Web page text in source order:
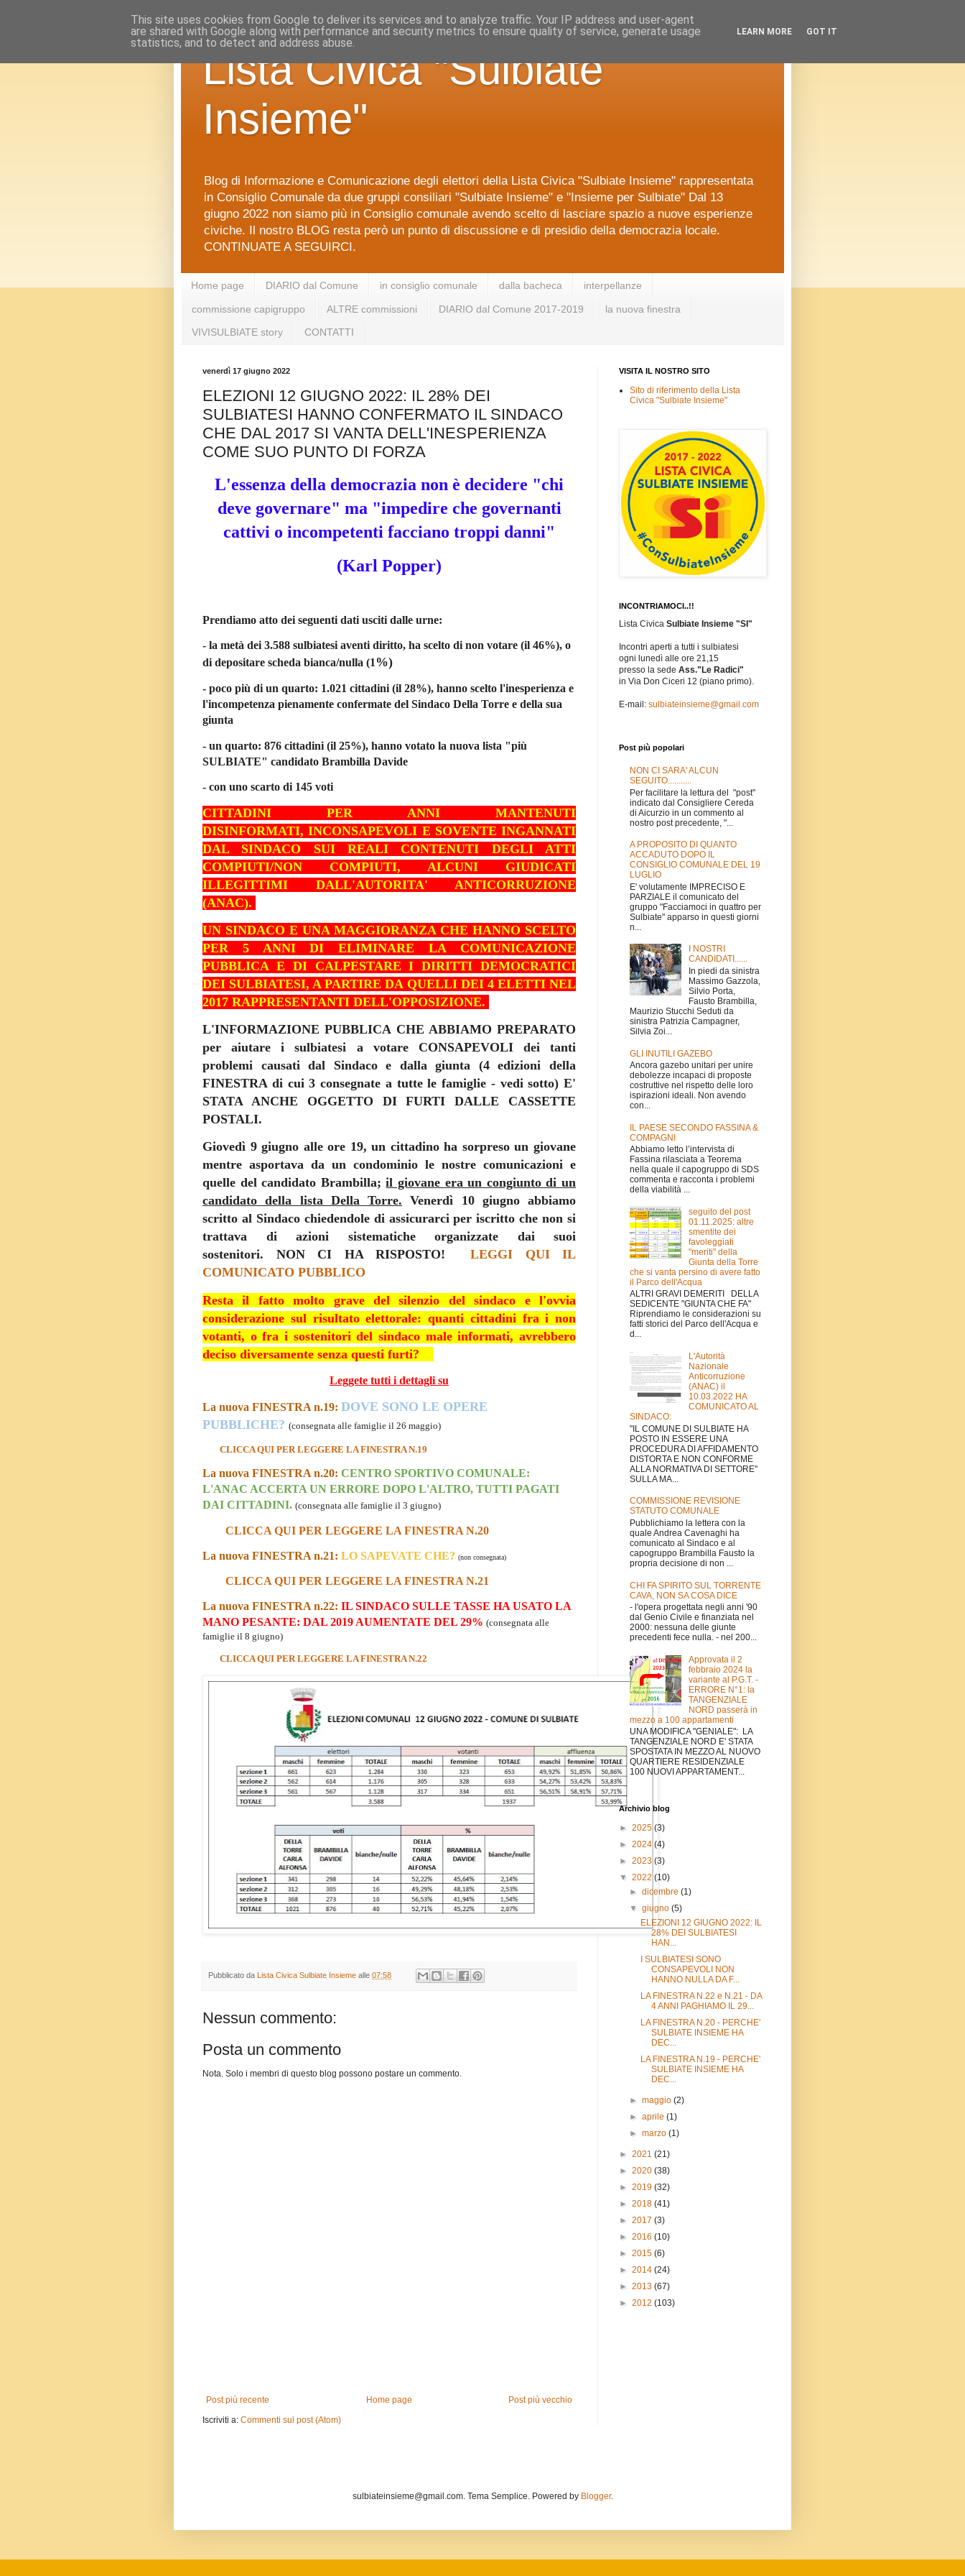
Lista Civica "Sulbiate
Insieme"
Blog di Informazione e Comunicazione degli elettori della Lista Civica "Sulbiate Insieme" rappresentata
in Consiglio Comunale da due gruppi consiliari "Sulbiate Insieme" e "Insieme per Sulbiate" Dal 13
giugno 2022 non siamo più in Consiglio comunale avendo scelto di lasciare spazio a nuove esperienze
civiche. Il nostro BLOG resta però un punto di discussione e di presidio della democrazia locale.
CONTINUATE A SEGUIRCI.
Home page DIARIO dal Comune in consiglio comunale dalla bacheca interpellanze
commissione capigruppo ALTRE commissioni DIARIO dal Comune 2017-2019 la nuova finestra
VIVISULBIATE story CONTATTI
venerdì 17 giugno 2022
ELEZIONI 12 GIUGNO 2022: IL 28% DEI
SULBIATESI HANNO CONFERMATO IL SINDACO
CHE DAL 2017 SI VANTA DELL'INESPERIENZA
COME SUO PUNTO DI FORZA
L'essenza della democrazia non è decidere "chi
deve governare" ma "impedire che governanti
cattivi o incompetenti facciano troppi danni"
(Karl Popper)
Prendiamo atto dei seguenti dati usciti dalle urne:
- la metà dei 3.588 sulbiatesi aventi diritto, ha scelto di non votare (il 46%), o
di depositare scheda bianca/nulla (1%)
- poco più di un quarto: 1.021 cittadini (il 28%), hanno scelto l'inesperienza e
l'incompetenza pienamente confermate del Sindaco Della Torre e della sua
giunta
- un quarto: 876 cittadini (il 25%), hanno votato la nuova lista "più
SULBIATE" candidato Brambilla Davide
- con uno scarto di 145 voti
CITTADINI PER ANNI MANTENUTI
DISINFORMATI,INCONSAPEVOLI E SOVENTE INGANNATI
DAL SINDACO SUI REALI CONTENUTI DEGLI ATTI
COMPIUTI/NON COMPIUTI, ALCUNI GIUDICATI
ILLEGITTIMI DALL'AUTORITA' ANTICORRUZIONE
(ANAC).
UN SINDACO E UNA MAGGIORANZA CHE HANNO SCELTO
PER 5 ANNI DI ELIMINARE LA COMUNICAZIONE
PUBBLICA E DI CALPESTARE I DIRITTI DEMOCRATICI
DEI SULBIATESI, A PARTIRE DA QUELLI DEI 4 ELETTI NEL
2017 RAPPRESENTANTI DELL'OPPOSIZIONE.
L'INFORMAZIONE PUBBLICA CHE ABBIAMO PREPARATO
per aiutare i sulbiatesi a votare CONSAPEVOLI dei tanti
problemi causati dal Sindaco e dalla giunta (4 edizioni della
FINESTRA di cui 3 consegnate a tutte le famiglie - vedi sotto) E'
STATA ANCHE OGGETTO DI FURTI DALLE CASSETTE
POSTALI.
Giovedì 9 giugno alle ore 19, un cittadino ha sorpreso un giovane
mentre asportava da un condominio le nostre comunicazioni e
quelle del candidato Brambilla;il giovane era un congiunto di un
candidato della lista Della Torre. Venerdì 10 giugno abbiamo
scritto al Sindaco chiedendole di assicurarci per iscritto che non si
trattava di azioni sistematiche organizzate dai suoi
sostenitori. NON CI HA RISPOSTO!
LEGGI QUI IL
COMUNICATO PUBBLICO
Resta il fatto molto grave del silenzio del sindaco e l'ovvia
considerazione sul risultato elettorale: quanti cittadini fra i non
votanti, o fra i sostenitori del sindaco male informati, avrebbero
deciso diversamente senza questi furti?
Leggete tutti i dettagli su
La nuova FINESTRA n.19: DOVE SONO LE OPERE
PUBBLICHE? (consegnata alle famiglie il 26 maggio)
CLICCA QUI PER LEGGERE LA FINESTRA N.19
La nuova FINESTRA n.20: CENTRO SPORTIVO COMUNALE:
L'ANAC ACCERTA UN ERRORE DOPO L'ALTRO, TUTTI PAGATI
DAI CITTADINI. (consegnata alle famiglie il 3 giugno)
CLICCA QUI PER LEGGERE LA FINESTRA N.20
La nuova FINESTRA n.21: LO SAPEVATE CHE? (non consegnata)
CLICCA QUI PER LEGGERE LA FINESTRA N.21
La nuova FINESTRA n.22: IL SINDACO SULLE TASSE HA USATO LA
MANO PESANTE: DAL 2019 AUMENTATE DEL 29% (consegnata alle
famiglie il 8 giugno)
CLICCA QUI PER LEGGERE LA FINESTRA N.22
Pubblicato da Lista Civica Sulbiate Insieme alle 07:58
Nessun commento:
Posta un commento
Nota. Solo i membri di questo blog possono postare un commento.
Post più recente Post più vecchio
Home page
Iscriviti a: Commenti sul post (Atom)
VISITA IL NOSTRO SITO
Sito di riferimento della Lista
Civica "Sulbiate Insieme"
INCONTRIAMOCI..!!
Lista Civica Sulbiate Insieme "SI"
Incontri aperti a tutti i sulbiatesi
ogni lunedì alle ore 21,15
presso la sede Ass."Le Radici"
in Via Don Ciceri 12 (piano primo).
E-mail: sulbiateinsieme@gmail.com
Post più popolari
NON CI SARA' ALCUN
SEGUITO...........
Per facilitare la lettura del "post"
indicato dal Consigliere Cereda
di Aicurzio in un commento al
nostro post precedente, "...
A PROPOSITO DI QUANTO
ACCADUTO DOPO IL
CONSIGLIO COMUNALE DEL 19
LUGLIO
E' volutamente IMPRECISO E
PARZIALE il comunicato del
gruppo "Facciamoci in quattro per
Sulbiate" apparso in questi giorni
n...
I NOSTRI
CANDIDATI......
In piedi da sinistra
Massimo Gazzola,
Silvio Porta,
Fausto Brambilla,
Maurizio Stucchi Seduti da
sinistra Patrizia Campagner,
Silvia Zoi...
GLI INUTILI GAZEBO
Ancora gazebo unitari per unire
debolezze incapaci di proposte
costruttive nel rispetto delle loro
ispirazioni ideali. Non avendo
con...
IL PAESE SECONDO FASSINA &
COMPAGNI
Abbiamo letto l’intervista di
Fassina rilasciata a Teorema
nella quale il capogruppo di SDS
commenta e racconta i problemi
della viabilità ...
seguito del post
01.11.2025: altre
smentite dei
favoleggiati
"meriti" della
Giunta della Torre
che si vanta persino di avere fatto
il Parco dell'Acqua
ALTRI GRAVI DEMERITI DELLA
SEDICENTE "GIUNTA CHE FA"
Riprendiamo le considerazioni su
fatti storici del Parco dell'Acqua e
d...
L'Autorità
Nazionale
Anticorruzione
(ANAC) il
10.03.2022 HA
COMUNICATO AL
SINDACO:
"IL COMUNE DI SULBIATE HA
POSTO IN ESSERE UNA
PROCEDURA DI AFFIDAMENTO
DISTORTA E NON CONFORME
ALLA NORMATIVA DI SETTORE"
SULLA MA...
COMMISSIONE REVISIONE
STATUTO COMUNALE
Pubblichiamo la lettera con la
quale Andrea Cavenaghi ha
comunicato al Sindaco e al
capogruppo Brambilla Fausto la
propria decisione di non ...
CHI FA SPIRITO SUL TORRENTE
CAVA, NON SA COSA DICE
- l'opera progettata negli anni '90
dal Genio Civile e finanziata nel
2000: nessuna delle giunte
precedenti fece nulla. - nel 200...
Approvata il 2
febbraio 2024 la
variante al P.G.T. -
ERRORE N°1: la
TANGENZIALE
NORD passerà in
mezzo a 100 appartamenti
UNA MODIFICA "GENIALE": LA
TANGENZIALE NORD E' STATA
SPOSTATA IN MEZZO AL NUOVO
QUARTIERE RESIDENZIALE
100 NUOVI APPARTAMENT...
Archivio blog
► 2025 (3)
► 2024 (4)
► 2023 (3)
▼ 2022 (10)
►dicembre(1)
▼giugno(5)
ELEZIONI 12 GIUGNO 2022: IL
28% DEI SULBIATESI
HAN...
I SULBIATESI SONO
CONSAPEVOLI NON
HANNO NULLA DA F...
LA FINESTRA N.22 e N.21 - DA
4 ANNI PAGHIAMO IL 29...
LA FINESTRA N.20 - PERCHE'
SULBIATE INSIEME HA
DEC...
LA FINESTRA N.19 - PERCHE'
SULBIATE INSIEME HA
DEC...
►maggio(2)
►aprile(1)
►marzo(1)
► 2021 (21)
► 2020 (38)
► 2019 (32)
► 2018 (41)
► 2017 (3)
► 2016 (10)
► 2015 (6)
► 2014 (24)
► 2013 (67)
► 2012 (103)
sulbiateinsieme@gmail.com. Tema Semplice. Powered by Blogger.
This site uses cookies from Google to deliver its services and to analyze traffic. Your IP address and user-agent
are shared with Google along with performance and security metrics to ensure quality of service, generate usage
statistics, and to detect and address abuse.
LEARN MORE GOT IT